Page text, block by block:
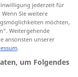
minhu]
jederzeit für
Sie weitere
möchten,
Weitergehende
ansonsten unserer
.
um Folgendes